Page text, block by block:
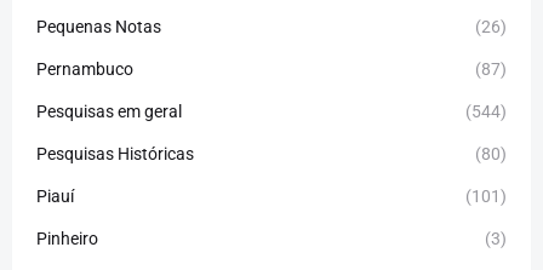
Pequenas Notas (26)
Pernambuco (87)
Pesquisas em geral (544)
Pesquisas Históricas (80)
Piauí (101)
Pinheiro (3)